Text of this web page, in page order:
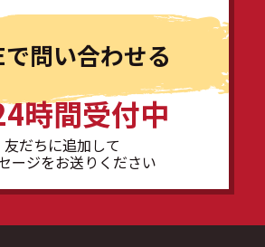
で問い合わせる
時間受付中
友だちに追加して
ージをお送りください